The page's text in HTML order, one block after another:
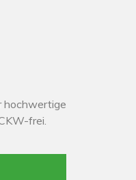
hochwertige
frei.